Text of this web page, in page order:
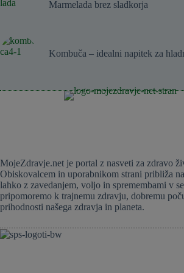
Marmelada brez sladkorja
Kombuča – idealni napitek za
MojeZdravje.net je portal z nasveti za zdravo
Obiskovalcem in uporabnikom strani približa
lahko z zavedanjem, voljo in spremembami v
pripomoremo k trajnemu zdravju, dobremu
prihodnosti našega zdravja in planeta.